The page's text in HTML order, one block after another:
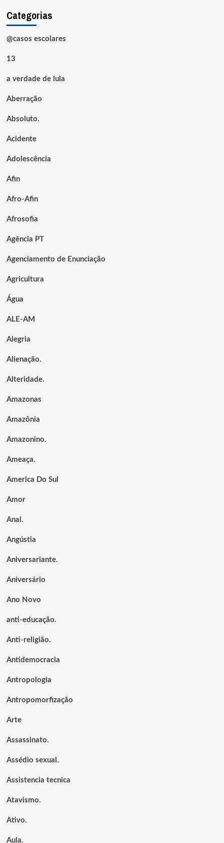
Categorias
@casos escolares
13
a verdade de lula
Aberração
Absoluto.
Acidente
Adolescência
Afin
Afro-Afin
Afrosofia
Agência PT
Agenciamento de Enunciação
Agricultura
Água
ALE-AM
Alegria
Alienação.
Alteridade.
Amazonas
Amazônia
Amazonino.
Ameaça.
America Do Sul
Amor
Anal.
Angústia
Aniversariante.
Aniversário
Ano Novo
anti-educação.
Anti-religião.
Antidemocracia
Antropologia
Antropomorfização
Arte
Assassinato.
Assédio sexual.
Assistencia tecnica
Atavismo.
Ativo.
Aula.